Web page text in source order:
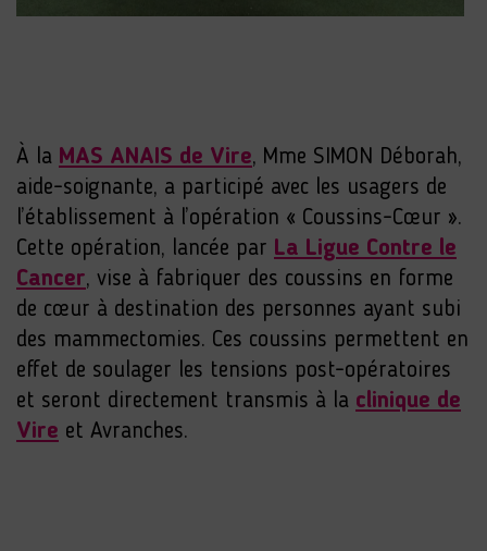
À la MAS ANAIS de Vire, Mme SIMON Déborah,
aide-soignante, a participé avec les usagers de
l’établissement à l’opération « Coussins-Cœur ».
Cette opération, lancée par La Ligue Contre le
Cancer, vise à fabriquer des coussins en forme
de cœur à destination des personnes ayant subi
des mammectomies. Ces coussins permettent en
effet de soulager les tensions post-opératoires
et seront directement transmis à la clinique de
Vire et Avranches.